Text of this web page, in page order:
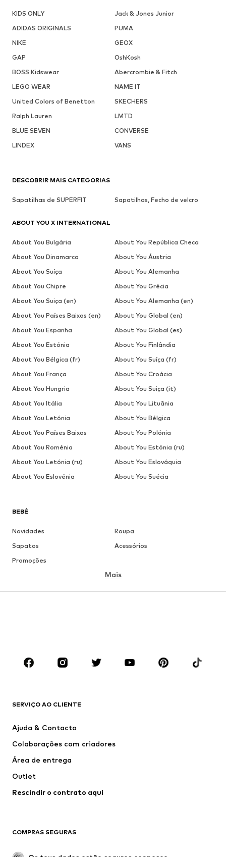
KIDS ONLY
Jack & Jones Junior
ADIDAS ORIGINALS
PUMA
NIKE
GEOX
GAP
OshKosh
BOSS Kidswear
Abercrombie & Fitch
LEGO WEAR
NAME IT
United Colors of Benetton
SKECHERS
Ralph Lauren
LMTD
BLUE SEVEN
CONVERSE
LINDEX
VANS
BEBÉ
Novidades
Roupa
Sapatos
Acessórios
Promoções
MARCAS
new balance
CONVERSE
Mais
SERVIÇO AO CLIENTE
Ajuda & Contacto
Colaborações com criadores
Área de entrega
Outlet
Rescindir o contrato aqui
COMPRAS SEGURAS
DESCOBRIR MAIS CATEGORIAS
Sapatilhas de SUPERFIT Sapatilhas, Fecho de velcro
ABOUT YOU X INTERNATIONAL
About You Bulgária
About You República Checa
About You Dinamarca
About You Áustria
About You Suíça
About You Alemanha
About You Chipre
About You Grécia
About You Suiça (en)
About You Alemanha (en)
About You Países Baixos (en)
About You Global (en)
About You Espanha
About You Global (es)
About You Estónia
About You Finlândia
About You Bélgica (fr)
About You Suíça (fr)
About You França
About You Croácia
About You Hungria
About You Suiça (it)
About You Itália
About You Lituânia
About You Letónia
About You Bélgica
About You Países Baixos
About You Polónia
About You Roménia
About You Estónia (ru)
About You Letónia (ru)
About You Eslováquia
About You Eslovénia
About You Suécia